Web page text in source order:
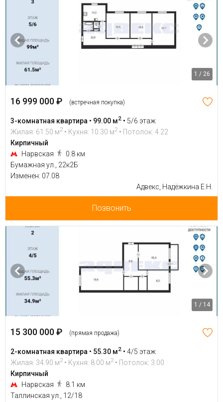
1 / 26
16 999 000 ₽ (встречная покупка)
3-комнатная квартира • 99.00 м2 • 5/6 этаж
Жилая: 61.50 м2 • Кухня: 10.30 м2 • Потолок: 4.22
Кирпичный
Нарвская
0.8 км
Бумажная ул., 22к2Б
Изменен: 07.08
Адвекс, Надёжкина Е.Н.
Позвонить
1 / 14
15 300 000 ₽ (прямая продажа)
2-комнатная квартира • 55.30 м2 • 4/5 этаж
Жилая: 34.90 м2 • Кухня: 8.00 м2 • Потолок: 3.00
Кирпичный
Нарвская
8.1 км
Таллинская ул., 12/18